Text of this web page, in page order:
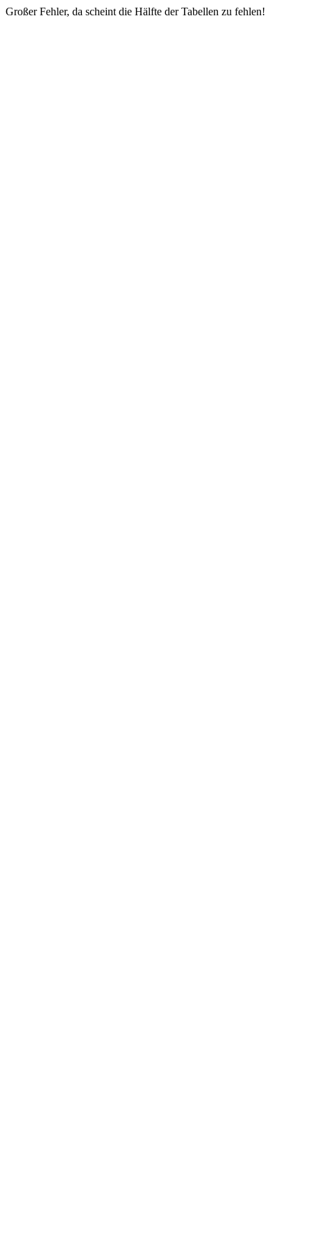
Großer Fehler, da scheint die Hälfte der Tabellen zu fehlen!